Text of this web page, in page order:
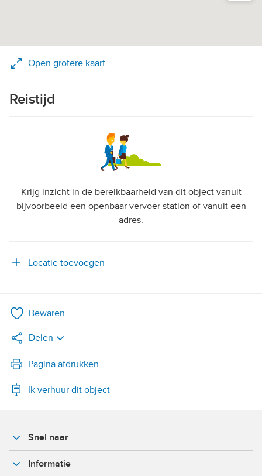
Open grotere kaart
Reistijd
Krijg inzicht in de bereikbaarheid van dit object vanuit
bijvoorbeeld een openbaar vervoer station of vanuit een
adres.
Locatie toevoegen
Bewaren
Delen
LinkedIn
WhatsApp
Facebook
Pagina afdrukken
Ik verhuur dit object
Snel naar
Informatie